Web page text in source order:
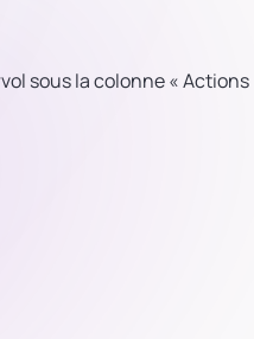
sous la colonne « Actions